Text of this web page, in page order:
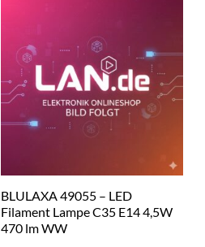
BLULAXA 49055 – LED
Filament Lampe C35 E14 4,5W
470 lm WW